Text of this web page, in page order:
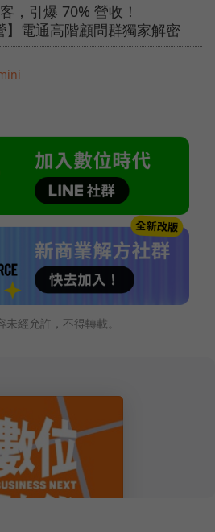
，引爆 70% 營收！
電通高階顧問群獨家解密
未經允許，不得轉載。